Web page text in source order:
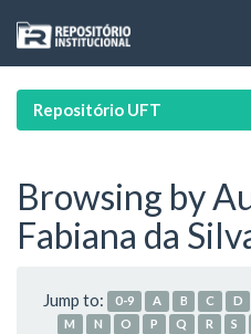
navigation
Repositório UFT
Browsing by
Fabiana da
Jump to: 0-9 A B C D
M
N O P Q R S